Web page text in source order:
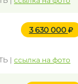
3 630 000
| ссылка на фото